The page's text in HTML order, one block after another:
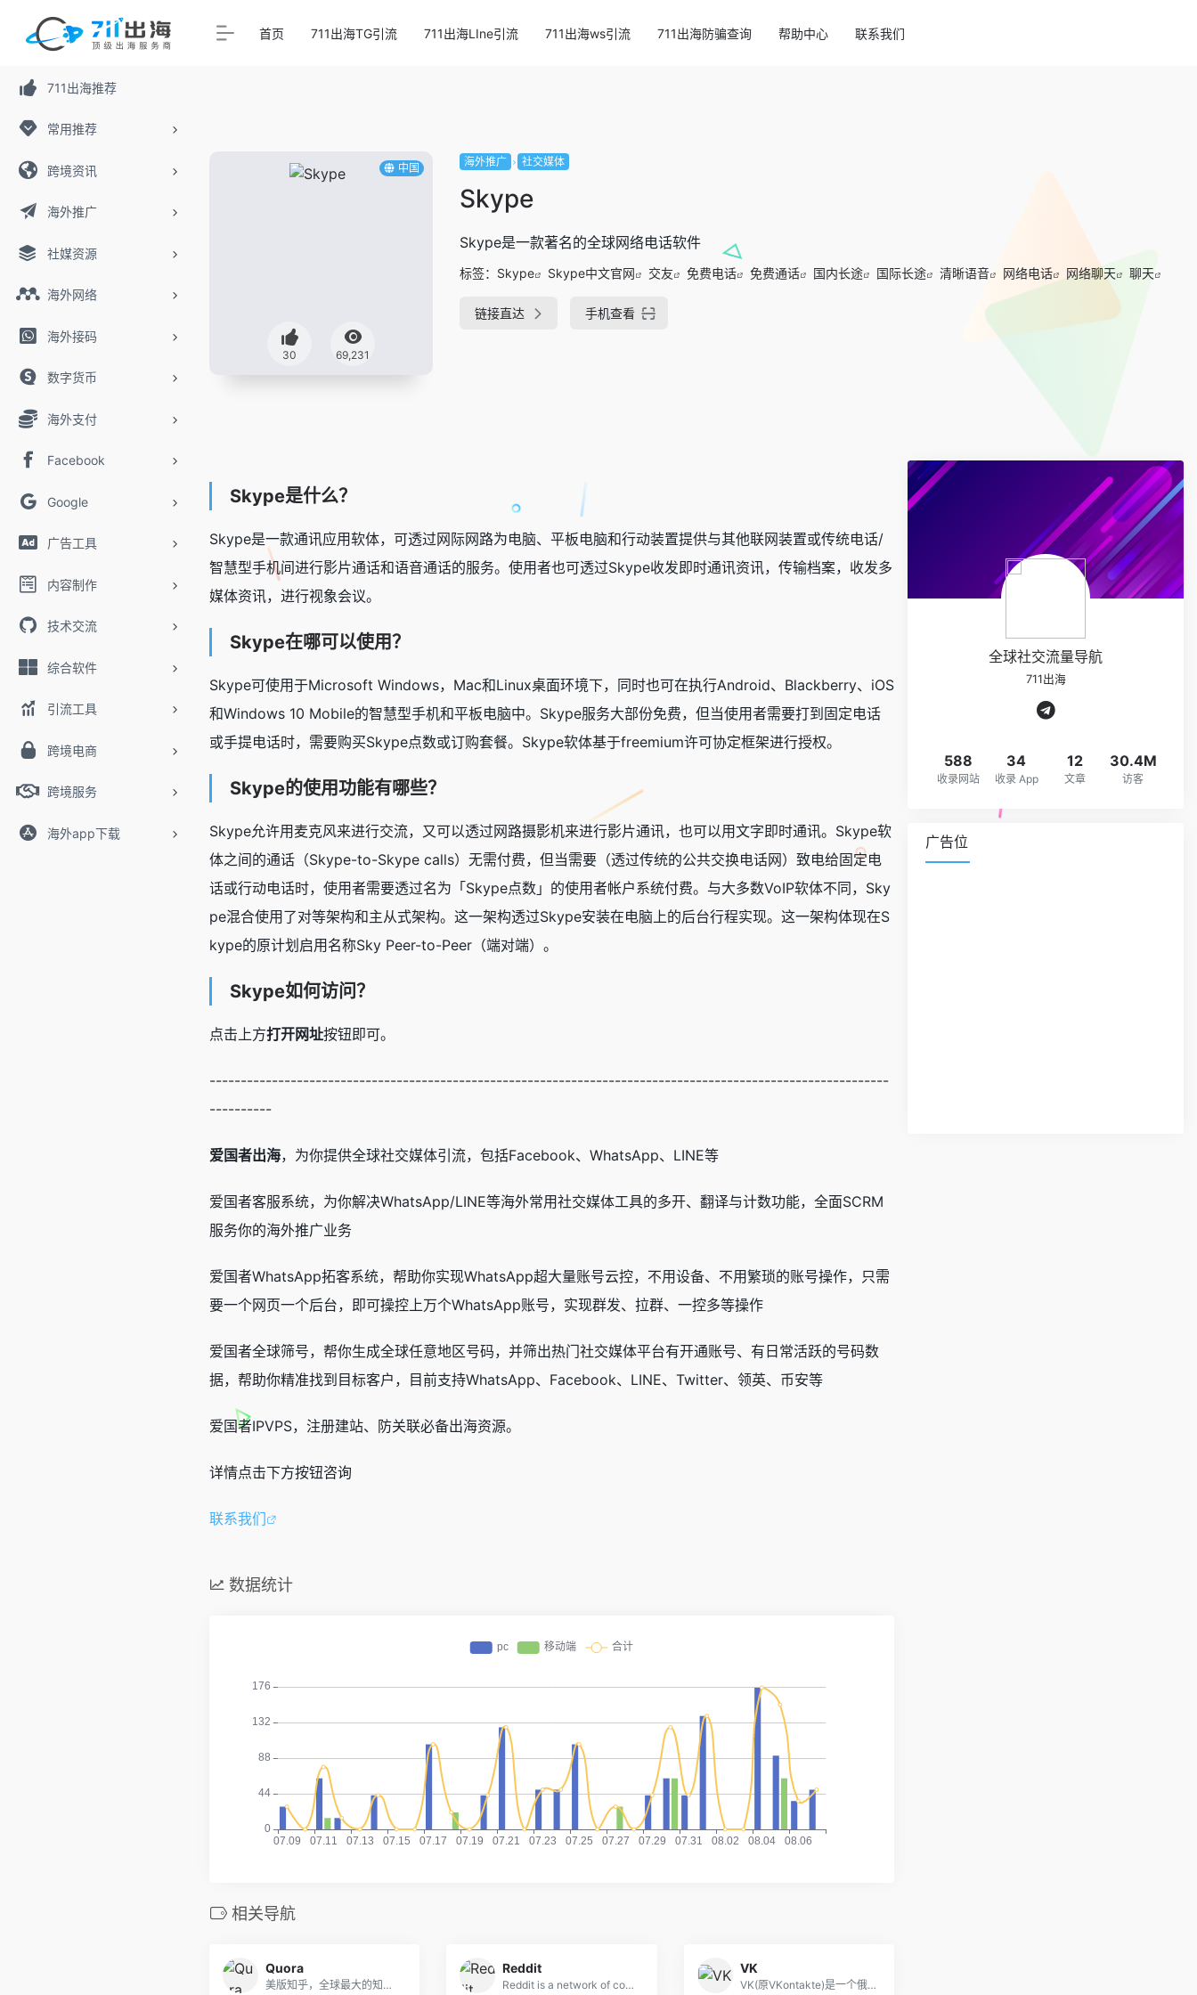
711出海推荐
常用推荐
跨境资讯
海外推广
社媒资源
海外网络
海外接码
数字货币
海外支付
Facebook
Google
广告工具
内容制作
技术交流
综合软件
引流工具
跨境电商
跨境服务
海外app下载
首页 711出海TG引流 711出海LIne引流 711出海ws引流 711出海防骗查询 帮助中心 联系我们
中国
30 69,231
海外推广 社交媒体
Skype
Skype是一款著名的全球网络电话软件
标签： Skype Skype中文官网 交友 免费电话 免费通话 国内长途 国际长途 清晰语音 网络电话 网络聊天 聊天
链接直达 手机查看
Skype是什么？
Skype是一款通讯应用软体，可透过网际网路为电脑、平板电脑和行动装置提供与其他联网装置或传统电话/
智慧型手机间进行影片通话和语音通话的服务。使用者也可透过Skype收发即时通讯资讯，传输档案，收发多
媒体资讯，进行视象会议。
Skype在哪可以使用？
Skype可使用于Microsoft Windows，Mac和Linux桌面环境下，同时也可在执行Android、Blackberry、iOS
和Windows 10 Mobile的智慧型手机和平板电脑中。Skype服务大部份免费，但当使用者需要打到固定电话
或手提电话时，需要购买Skype点数或订购套餐。Skype软体基于freemium许可协定框架进行授权。
Skype的使用功能有哪些？
Skype允许用麦克风来进行交流，又可以透过网路摄影机来进行影片通讯，也可以用文字即时通讯。Skype软
体之间的通话（Skype-to-Skype calls）无需付费，但当需要（透过传统的公共交换电话网）致电给固定电
话或行动电话时，使用者需要透过名为「Skype点数」的使用者帐户系统付费。与大多数VoIP软体不同，Sky
pe混合使用了对等架构和主从式架构。这一架构透过Skype安装在电脑上的后台行程实现。这一架构体现在S
kype的原计划启用名称Sky Peer-to-Peer（端对端）。
Skype如何访问？
点击上方打开网址按钮即可。
-------------------------------------------------------------------------------------------------------------
----------
爱国者出海，为你提供全球社交媒体引流，包括Facebook、WhatsApp、LINE等
爱国者客服系统，为你解决WhatsApp/LINE等海外常用社交媒体工具的多开、翻译与计数功能，全面SCRM
服务你的海外推广业务
爱国者WhatsApp拓客系统，帮助你实现WhatsApp超大量账号云控，不用设备、不用繁琐的账号操作，只需
要一个网页一个后台，即可操控上万个WhatsApp账号，实现群发、拉群、一控多等操作
爱国者全球筛号，帮你生成全球任意地区号码，并筛出热门社交媒体平台有开通账号、有日常活跃的号码数
据，帮助你精准找到目标客户，目前支持WhatsApp、Facebook、LINE、Twitter、领英、币安等
爱国者IPVPS，注册建站、防关联必备出海资源。
详情点击下方按钮咨询
联系我们
数据统计
相关导航
Quora
美版知乎，全球最大的知识问答社区
Reddit
Reddit is a network of communities where people can dive into their interests, hobbies and passions. There's a community for whatever you're interested in on Reddit.
VK
VK(原VKontakte)是一个俄罗斯社交平台,类似于Facebook、INS,由于其设计风格以及功能都与美国Facebook十分相似,因此VK也经常被称为“克隆Facebook”。
全球社交流量导航
711出海
588
收录网站
34
收录 App
12
文章
30.4M
访客
广告位